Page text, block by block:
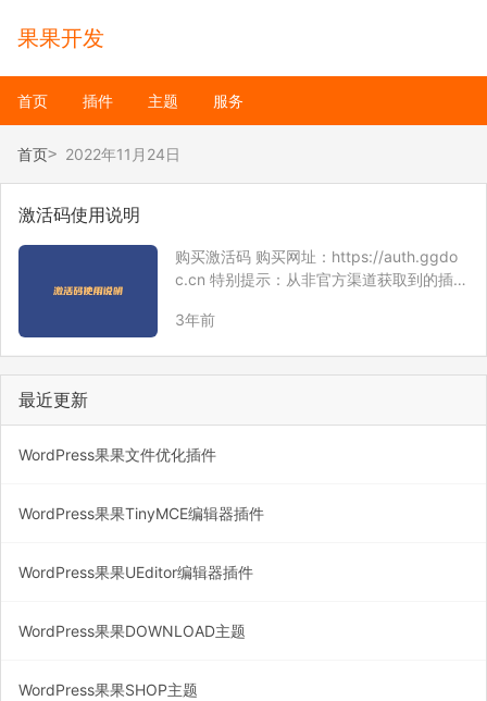
果果开发
首页 插件 主题 服务
首页 2022年11月24日
激活码使用说明
购买激活码 购买网址：https://auth.ggdo
c.cn 特别提示：从非官方渠道获取到的插件
不限于网站挂马、流量劫持、安全漏洞、网
3年前
最近更新
WordPress果果文件优化插件
WordPress果果TinyMCE编辑器插件
WordPress果果UEditor编辑器插件
WordPress果果DOWNLOAD主题
WordPress果果SHOP主题